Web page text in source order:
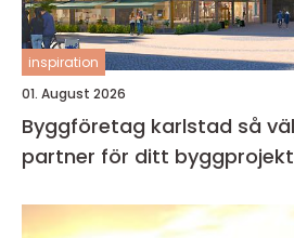
inspiration
01. August 2026
Byggföretag karlstad så väljer du rätt
partner för ditt byggprojekt